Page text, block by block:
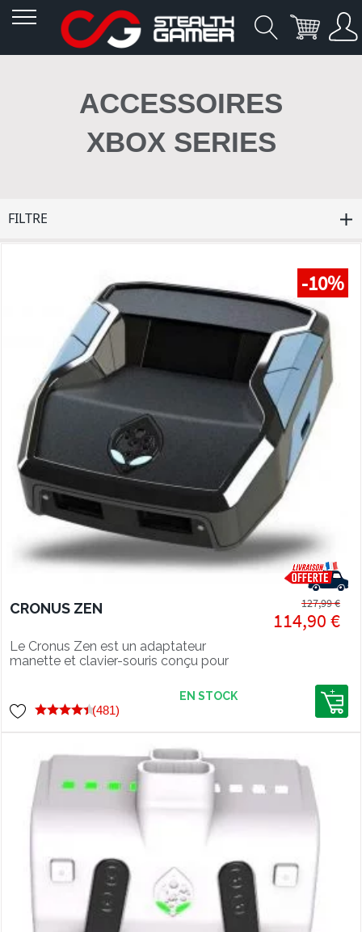
ACCESSOIRES
XBOX SERIES
FILTRE
-10%
CRONUS ZEN
Le Cronus Zen est un adaptateur
manette et clavier-souris conçu pour
114,90 €
127,99 €
(481)
EN STOCK